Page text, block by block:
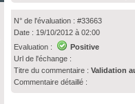
N° de l'évaluation : #33663
Date : 19/10/2012 à 02:00
Evaluation :
Positive
Url de l'échange :
Titre du commentaire :Validation
Commentaire détaillé :